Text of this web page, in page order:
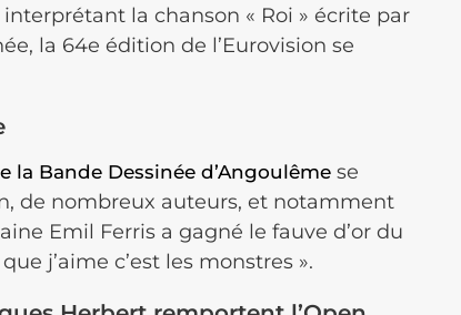
interprétant la chanson « Roi » écrite par
la 64e édition de l’Eurovision se
la Bande Dessinée d’Angoulême se
de nombreux auteurs, et notamment
Emil Ferris a gagné le fauve d’or du
j’aime c’est les monstres ».